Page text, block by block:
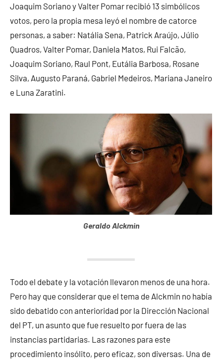
Joaquim Soriano y Valter Pomar recibió 13 simbólicos
votos, pero la propia mesa leyó el nombre de catorce
personas, a saber: Natália Sena, Patrick Araújo, Júlio
Quadros, Valter Pomar, Daniela Matos, Rui Falcão,
Joaquim Soriano, Raul Pont, Eutália Barbosa, Rosane
Silva, Augusto Paraná, Gabriel Medeiros, Mariana Janeiro
e Luna Zaratini.
Geraldo Alckmin
Todo el debate y la votación llevaron menos de una hora.
Pero hay que considerar que el tema de Alckmin no había
sido debatido con anterioridad por la Dirección Nacional
del PT, un asunto que fue resuelto por fuera de las
instancias partidarias. Las razones para este
procedimiento insólito, pero eficaz, son diversas. Una de